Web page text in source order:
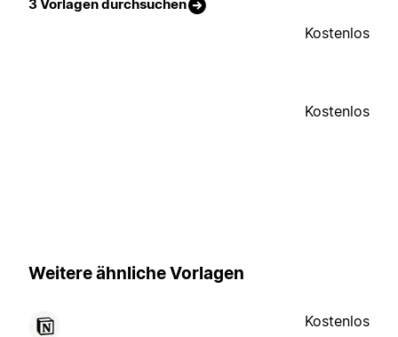
3 Vorlagen durchsuchen
Kostenlos
Kostenlos
Weitere ähnliche Vorlagen
Kostenlos